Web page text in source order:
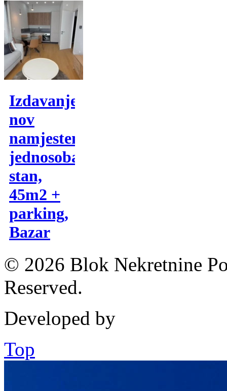
Izdavanje,
nov
namjesten
jednosoban
stan,
45m2 +
parking,
Bazar
© 2026 Blok Nekretnine
Reserved.
Developed by
Top